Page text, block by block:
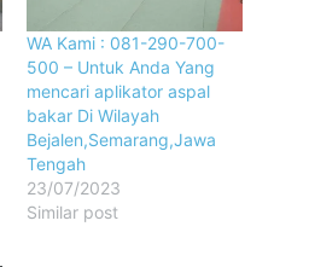
WA Kami : 081-290-700-
500 – Untuk Anda Yang
mencari aplikator aspal
bakar Di Wilayah
Bejalen,Semarang,Jawa
Tengah
23/07/2023
Similar post